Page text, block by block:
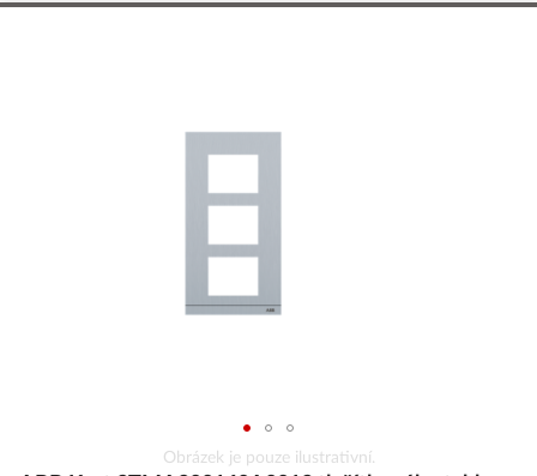
Obrázek je pouze ilustrativní.